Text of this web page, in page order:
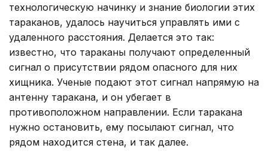
технологическую начинку и знание биологии этих
тараканов, удалось научиться управлять ими с
удаленного расстояния. Делается это так:
известно, что тараканы получают определенный
сигнал о присутствии рядом опасного для них
хищника. Ученые подают этот сигнал напрямую на
антенну таракана, и он убегает в
противоположном направлении. Если таракана
нужно остановить, ему посылают сигнал, что
рядом находится стена, и так далее.